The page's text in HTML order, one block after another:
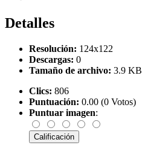
Detalles
Resolución: 124x122
Descargas: 0
Tamaño de archivo: 3.9 KB
Clics: 806
Puntuación: 0.00 (0 Votos)
Puntuar imagen: